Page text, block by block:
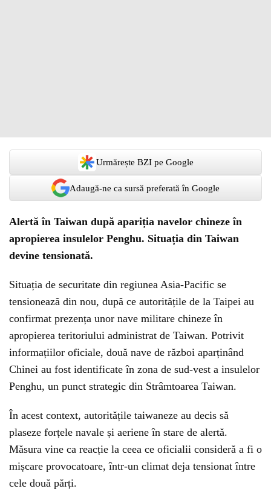
Urmărește BZI pe Google
Adaugă-ne ca sursă preferată în Google
Alertă în Taiwan după apariția navelor chineze în
apropierea insulelor Penghu. Situația din Taiwan
devine tensionată.
Situația de securitate din regiunea Asia-Pacific se
tensionează din nou, după ce autoritățile de la Taipei au
confirmat prezența unor nave militare chineze în
apropierea teritoriului administrat de Taiwan. Potrivit
informațiilor oficiale, două nave de război aparținând
Chinei au fost identificate în zona de sud-vest a insulelor
Penghu, un punct strategic din Strâmtoarea Taiwan.
În acest context, autoritățile taiwaneze au decis să
plaseze forțele navale și aeriene în stare de alertă.
Măsura vine ca reacție la ceea ce oficialii consideră a fi o
mișcare provocatoare, într-un climat deja tensionat între
cele două părți.